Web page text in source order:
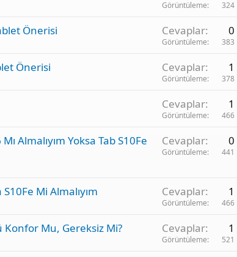
Görüntüleme 324
Önerisi Cevaplar 0
Görüntüleme 383
Önerisi Cevaplar 1
Görüntüleme 378
Cevaplar 1
Görüntüleme 466
Almalıyım Yoksa Tab S10Fe
Cevaplar 0
Görüntüleme 441
Mi Almalıyım Cevaplar 1
Görüntüleme 466
Mu, Gereksiz Mi? Cevaplar 1
Görüntüleme 521